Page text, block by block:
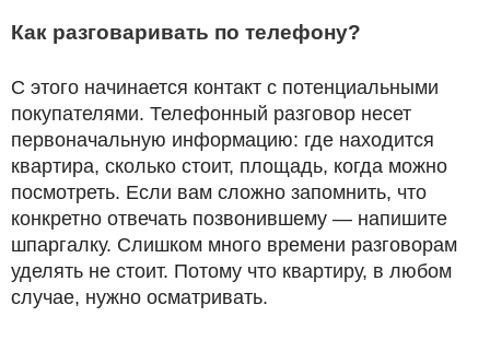
Как разговаривать по телефону?
С этого начинается контакт с потенциальными
покупателями. Телефонный разговор несет
первоначальную информацию: где находится
квартира, сколько стоит, площадь, когда можно
посмотреть. Если вам сложно запомнить, что
конкретно отвечать позвонившему — напишите
шпаргалку. Слишком много времени разговорам
уделять не стоит. Потому что квартиру, в любом
случае, нужно осматривать.